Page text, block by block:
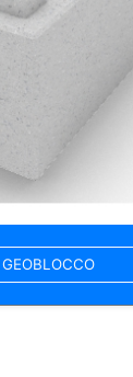
GEOBLOCCO